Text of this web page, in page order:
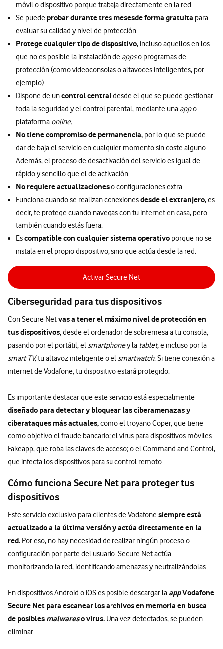
móvil o dispositivo porque trabaja directamente en la red.
Se puede probar durante tres mesesde forma gratuita para
evaluar su calidad y nivel de protección.
Protege cualquier tipo de dispositivo, incluso aquellos en los
que no es posible la instalación de appso programas de
protección (como videoconsolas o altavoces inteligentes, por
ejemplo).
Dispone de uncontrol centraldesde el que se puede gestionar
toda la seguridad y el control parental, mediante una appo
plataforma online.
No tiene compromiso de permanencia, por lo que se puede
dar de baja el servicio en cualquier momento sin coste alguno.
Además, el proceso de desactivación del servicio es igual de
rápido y sencillo que el de activación.
No requiere actualizacioneso configuraciones extra.
Funciona cuando se realizan conexionesdesde el extranjero,es
decir, te protege cuando navegas con tu internet en casa, pero
también cuando estás fuera.
Escompatible con cualquier sistema operativo porque no se
instala en el propio dispositivo, sino que actúa desde la red.
Activar Secure Net
Ciberseguridad para tus dispositivos
Con Secure Netvas a tener el máximo nivel de protección en
tus dispositivos,desde el ordenador de sobremesa a tu consola,
pasando por el portátil, el smartphoney la tablet,e incluso por la
smart TV,tu altavoz inteligente o el smartwatch. Si tiene conexión a
internet de Vodafone, tu dispositivo estará protegido.
Es importante destacar que este servicio está especialmente
diseñado para detectar y bloquear las ciberamenazas y
ciberataques más actuales,como el troyano Coper, que tiene
como objetivo el fraude bancario; el virus para dispositivos móviles
Fakeapp, que roba las claves de acceso; o el Command and Control,
que infecta los dispositivos para su control remoto.
Cómo funciona Secure Net para proteger tus
dispositivos
Este servicio exclusivo para clientes de Vodafonesiempre está
actualizado a la última versión y actúa directamente en la
red. Por eso, no hay necesidad de realizar ningún proceso o
configuración por parte del usuario. Secure Net actúa
monitorizando la red, identificando amenazas y neutralizándolas.
En dispositivos Android o iOS es posible descargar la appVodafone
Secure Net para escanear los archivos en memoria en busca
de posibles malwareso virus. Una vez detectados, se pueden
eliminar.